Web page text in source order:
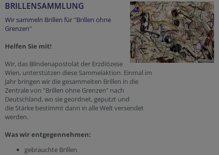
BRILLENSAMMLUNG
Wir sammeln Brillen für "Brillen ohne
Grenzen"
Helfen Sie mit!
Wir, das Blindenapostolat der Erzdiözese
Wien, unterstützen diese Sammelaktion. Einmal im
Jahr bringen wir die gesammelten Brillen in die
Zentrale von "Brillen ohne Grenzen" nach
Deutschland, wo sie geordnet, geputzt und
die Stärke bestimmt dann in alle Welt versendet
werden.
Was wir entgegennehmen:
gebrauchte Brillen